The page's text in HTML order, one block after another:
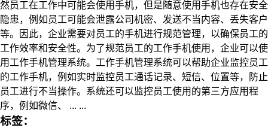
然员工在工作中可能会使用手机，但是随意使用手机也存在安全
隐患，例如员工可能会泄露公司机密、发送不当内容、丢失客户
等。因此，企业需要对员工的手机进行规范管理，以确保员工的
工作效率和安全性。为了规范员工的工作手机使用，企业可以使
用工作手机管理系统。工作手机管理系统可以帮助企业监控员工
的工作手机，例如实时监控员工通话记录、短信、位置等，防止
员工进行不当操作。系统还可以监控员工使用的第三方应用程
序，例如微信、 ... ...
标签：